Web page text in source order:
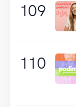
109
110